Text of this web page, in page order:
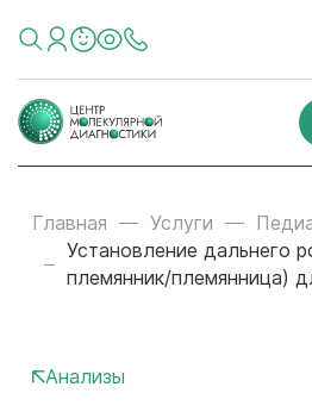
Главная Услуги
Установление дальнего
племянник/племянница)
Анализы